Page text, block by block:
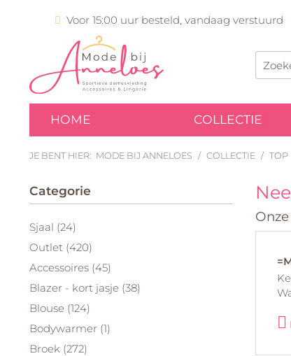
Voor 15:00 uur besteld, vandaag verstuurd
HOME COLLECTIE
JE BENT HIER: MODE BIJ ANNELOES / COLLECTIE / TOP
Categorie
Sjaal (24)
Outlet (420)
Accessoires (45)
Blazer - kort jasje (38)
Blouse (124)
Bodywarmer (1)
Broek (272)